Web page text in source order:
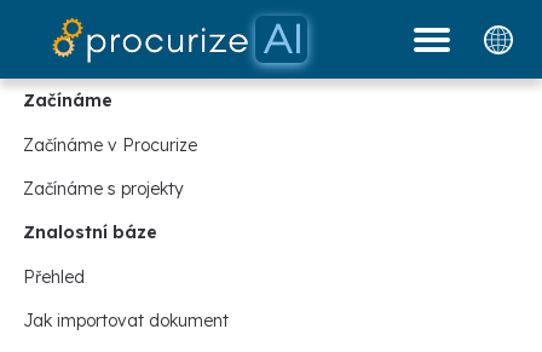
Začínáme
Začínáme v Procurize
Začínáme s projekty
Znalostní báze
Přehled
Jak importovat dokument